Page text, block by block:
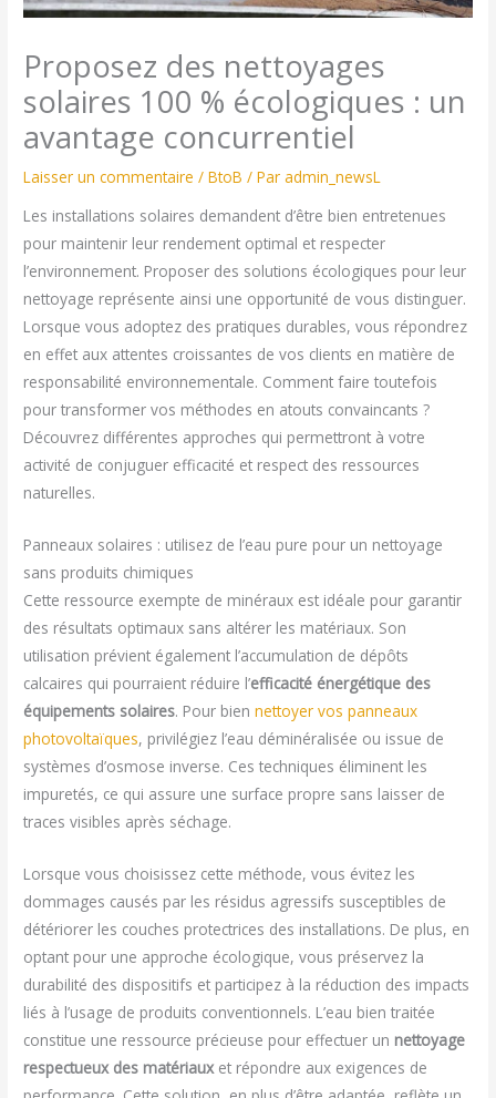
Proposez des nettoyages
solaires 100 % écologiques : un
avantage concurrentiel
Laisser un commentaire /BtoB / Paradmin_newsL
Les installations solaires demandent d’être bien entretenues
pour maintenir leur rendement optimal et respecter
l’environnement. Proposer des solutions écologiques pour leur
nettoyage représente ainsi une opportunité de vous distinguer.
Lorsque vous adoptez des pratiques durables, vous répondrez
en effet aux attentes croissantes de vos clients en matière de
responsabilité environnementale. Comment faire toutefois
pour transformer vos méthodes en atouts convaincants ?
Découvrez différentes approches qui permettront à votre
activité de conjuguer efficacité et respect des ressources
naturelles.
Panneaux solaires : utilisez de l’eau pure pour un nettoyage
sans produits chimiques
Cette ressource exempte de minéraux est idéale pour garantir
des résultats optimaux sans altérer les matériaux. Son
utilisation prévient également l’accumulation de dépôts
calcaires qui pourraient réduire l’efficacité énergétique des
équipements solaires. Pour biennettoyer vos panneaux
photovoltaïques, privilégiez l’eau déminéralisée ou issue de
systèmes d’osmose inverse. Ces techniques éliminent les
impuretés, ce qui assure une surface propre sans laisser de
traces visibles après séchage.
Lorsque vous choisissez cette méthode, vous évitez les
dommages causés par les résidus agressifs susceptibles de
détériorer les couches protectrices des installations. De plus, en
optant pour une approche écologique, vous préservez la
durabilité des dispositifs et participez à la réduction des impacts
liés à l’usage de produits conventionnels. L’eau bien traitée
constitue une ressource précieuse pour effectuer un nettoyage
respectueux des matériauxet répondre aux exigences de